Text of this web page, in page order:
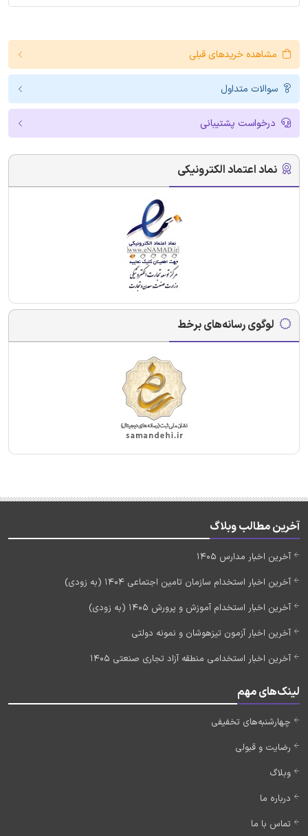
مشاهده خریدهای قبلی
سوالات متداول
درخواست پشتیبانی
نماد اعتماد الکترونیکی
لوگوی رسانه‌های برخط
آخرین مطالب وبلاگ
آخرین اخبار مدارس 1405
آخرین اخبار استخدام سازمان تامین اجتماعی 1404 (به زودی)
آخرین اخبار استخدام آموزش و پرورش 1405 (به زودی)
آخرین اخبار آزمون تیزهوشان و نمونه دولتی
آخرین اخبار استخدامی منطقه آزاد تجاری صنعتی 1405
لینک‌های مهم
چهارشنبه‌های تخفیفی
رضایت و قبولی
وبلاگ
درباره ما
تماس با ما